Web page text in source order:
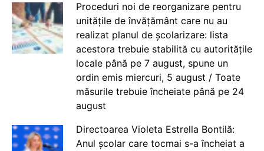
Proceduri noi de reorganizare pentru
unitățile de învățământ care nu au
realizat planul de școlarizare: lista
acestora trebuie stabilită cu autoritățile
locale până pe 7 august, spune un
ordin emis miercuri, 5 august / Toate
măsurile trebuie încheiate până pe 24
august
Directoarea Violeta Estrella Bontilă:
Anul școlar care tocmai s-a încheiat a